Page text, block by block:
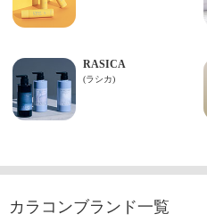
カラコンブランド一覧